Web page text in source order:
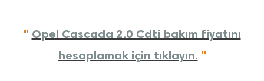
" Opel Cascada 2.0 Cdti bakım fiyatını
hesaplamak için tıklayın. "